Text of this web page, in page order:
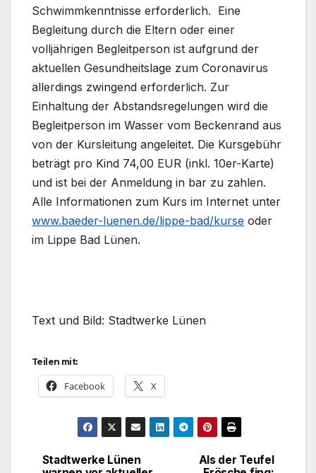
Schwimmkenntnisse erforderlich. Eine
Begleitung durch die Eltern oder einer
volljährigen Begleitperson ist aufgrund der
aktuellen Gesundheitslage zum Coronavirus
allerdings zwingend erforderlich. Zur
Einhaltung der Abstandsregelungen wird die
Begleitperson im Wasser vom Beckenrand aus
von der Kursleitung angeleitet. Die Kursgebühr
beträgt pro Kind 74,00 EUR (inkl. 10er-Karte)
und ist bei der Anmeldung in bar zu zahlen.
Alle Informationen zum Kurs im Internet unter
www.baeder-luenen.de/lippe-bad/kurse oder
im Lippe Bad Lünen.
Text und Bild: Stadtwerke Lünen
Teilen mit:
Facebook X
Als der Teufel
Stadtwerke Lünen